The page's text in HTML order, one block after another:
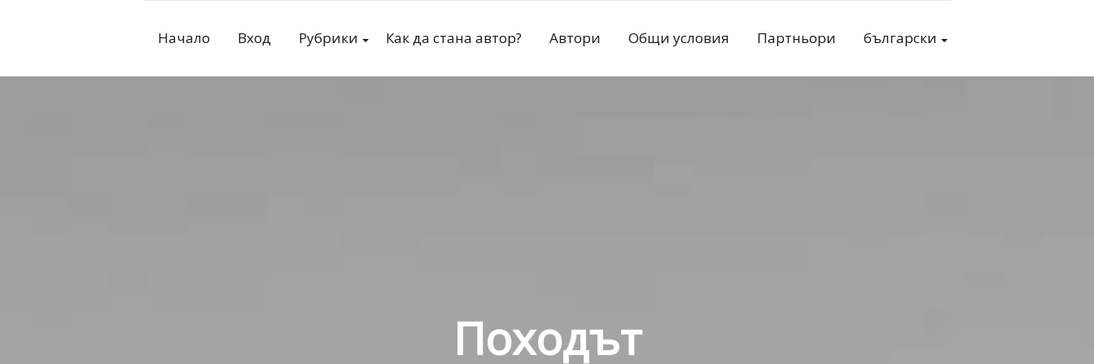
Начало Вход Рубрики Как да стана автор? Автори Общи условия Партньори български
Походът